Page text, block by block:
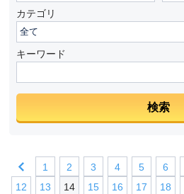
カテゴリ
キーワード
1 2 3 4 5 6
12
13 14 15 16 17 18